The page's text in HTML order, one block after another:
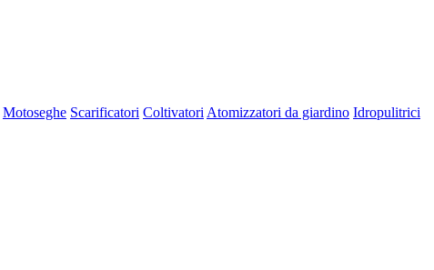
Motoseghe Scarificatori Coltivatori Atomizzatori da giardino Idropulitrici